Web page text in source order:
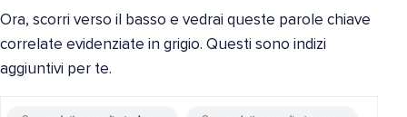
Ora, scorri verso il basso e vedrai queste parole chiave
correlate evidenziate in grigio. Questi sono indizi
aggiuntivi per te.